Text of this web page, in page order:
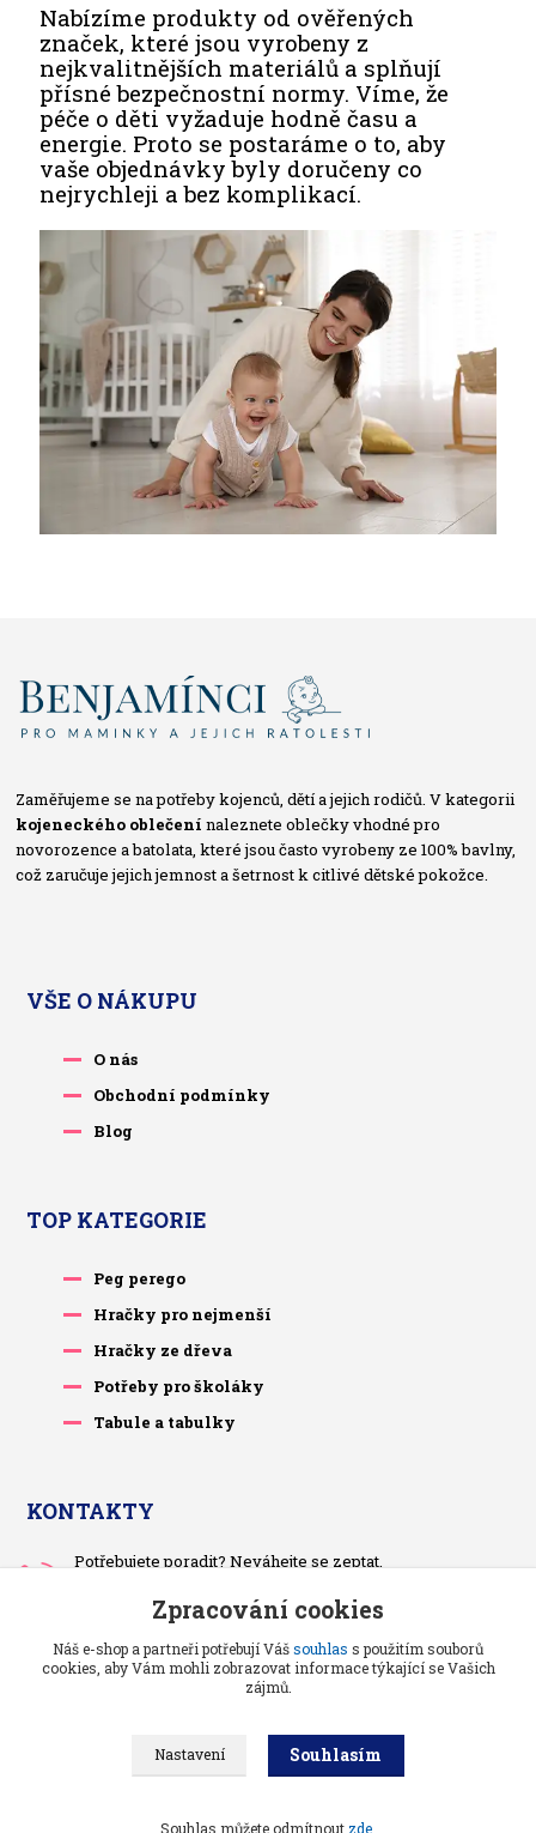
Nabízíme produkty od ověřených
značek, které jsou vyrobeny z
nejkvalitnějších materiálů a splňují
přísné bezpečnostní normy. Víme, že
péče o děti vyžaduje hodně času a
energie. Proto se postaráme o to, aby
vaše objednávky byly doručeny co
nejrychleji a bez komplikací.
Zaměřujeme se na potřeby kojenců, dětí a jejich rodičů. V kategorii
kojeneckého oblečení naleznete oblečky vhodné pro
novorozence a batolata, které jsou často vyrobeny ze 100% bavlny,
což zaručuje jejich jemnost a šetrnost k citlivé dětské pokožce.
VŠE O NÁKUPU
O nás
Obchodní podmínky
Blog
TOP KATEGORIE
Peg perego
Hračky pro nejmenší
Hračky ze dřeva
Potřeby pro školáky
Tabule a tabulky
KONTAKTY
Potřebujete poradit? Neváhejte se zeptat.
Po-čt, po 13 hodině
pietrasova.p@seznam.cz
Vše pro děti a kojence // Grafika a kódování
Zpracování cookies
Náš e-shop a partneři potřebují Vášsouhlas s použitím souborů
cookies, aby Vám mohli zobrazovat informace týkající se Vašich
zájmů.
Nastavení Souhlasím
Souhlas můžete odmítnout zde